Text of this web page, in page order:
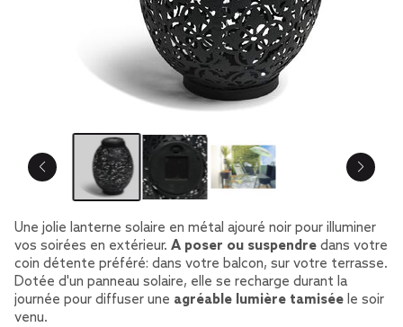
Une jolie lanterne solaire en métal ajouré noir pour illuminer
vos soirées en extérieur. A poser ou suspendre dans votre
coin détente préféré: dans votre balcon, sur votre terrasse.
Dotée d'un panneau solaire, elle se recharge durant la
journée pour diffuser une agréable lumière tamisée le soir
venu.